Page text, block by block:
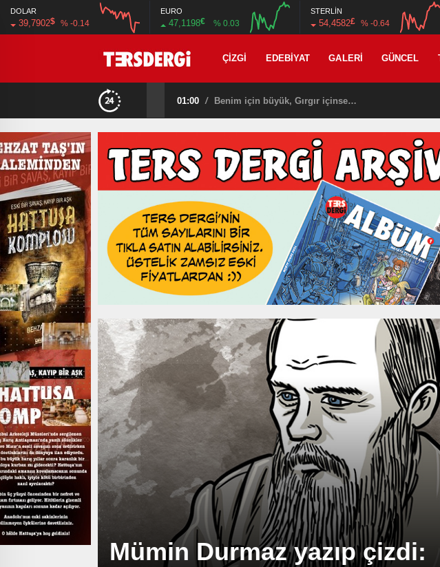
DOLAR
39,7902$ % -0.14
EURO
47,1198€ % 0.03
STERLİN
54,4582£ % -0.64
ÇIZGI EDEBIYAT GALERI GÜNCEL
01:00 / Benim için büyük, Gırgır içinse…
Mümin Durmaz yazıp çizdi: